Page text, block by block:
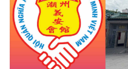
西贡解放报网版权所有